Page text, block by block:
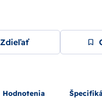
Zdieľať
Hodnotenia